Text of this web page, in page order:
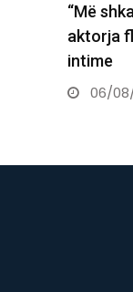
06/